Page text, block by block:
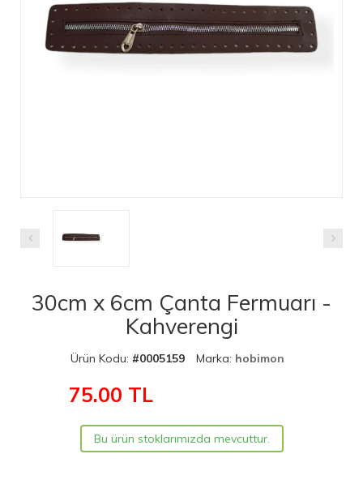
30cm x 6cm Çanta Fermuarı -
Kahverengi
Ürün Kodu: #0005159 Marka: hobimon
75.00 TL
Bu ürün stoklarımızda mevcuttur.